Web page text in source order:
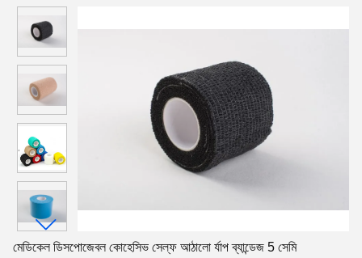
মেডিকেল ডিসপোজেবল কোহেসিভ সেল্ফ আঠালো র্যাপ ব্যান্ডেজ 5 সেমি